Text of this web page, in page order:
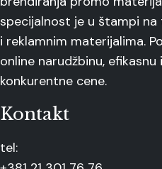
specijalnost je u štampi
i reklamnim materijalima.
online narudžbinu, efikasnu
konkurentne cene.
Kontakt
tel: